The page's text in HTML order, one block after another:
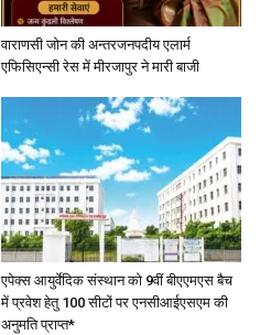
Hindi
News
Paper
वाराणसी जोन की अन्तरजनपदीय एलार्म
एफिसिएन्सी रेस में मीरजापुर ने मारी बाजी
एपेक्स आयुर्वेदिक संस्थान को 9वीं बीएएमएस बैच
में प्रवेश हेतु 100 सीटों पर एनसीआईएसएम की
अनुमति प्राप्त*